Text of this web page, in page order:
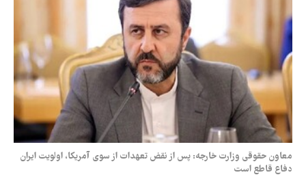
معاون حقوقی وزارت خارجه: پس از نقض تعهدات از سوی آمریکا، اولویت ایران
دفاع قاطع است